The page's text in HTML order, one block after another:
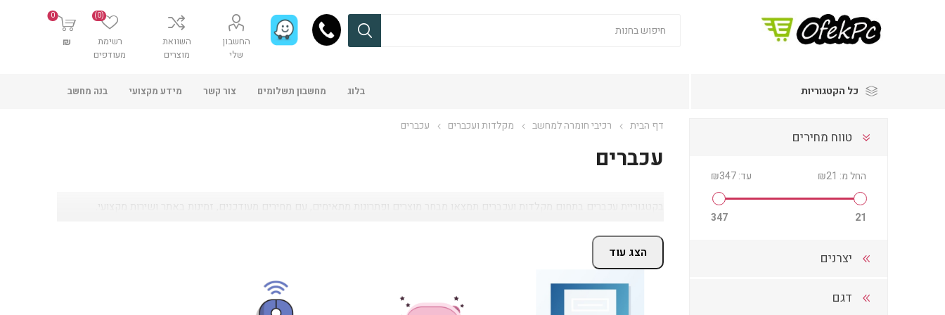
החשבון
שלי
השוואת
מוצרים
רשימת
מעודפים
(0)
0
₪
כל הקטגוריות בלוג מחשבון תשלומים צור קשר מידע מקצועי בנה מחשב
דף הבית רכיבי חומרה למחשב מקלדות ועכברים עכברים
עכברים
בקטגוריית עכברים בתחום מקלדות ועכברים תמצאו מבחר מוצרים ופתרונות מתאימים, עם מחירים מעודכנים, זמינות באתר ושירות מקצועי.
הצג עוד
טווח מחירים
החל מ: ₪21 עד: ₪347
21
347
יצרנים
דגם